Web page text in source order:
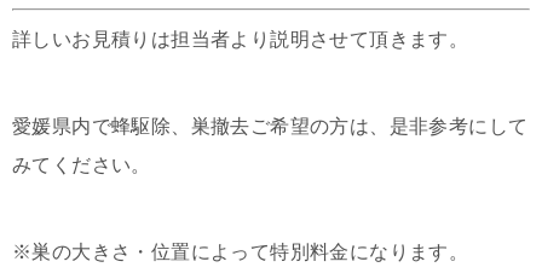
詳しいお見積りは担当者より説明させて頂きます。
愛媛県内で蜂駆除、巣撤去ご希望の方は、是非参考にして
みてください。
※巣の大きさ・位置によって特別料金になります。